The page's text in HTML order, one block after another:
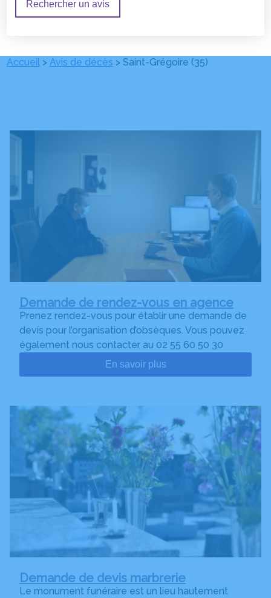
Rechercher un avis
Accueil >Avis de décès >Saint-Grégoire (35)
Demande de rendez-vous en agence
Prenez rendez-vous pour établir une demande de
devis pour l’organisation d’obsèques. Vous pouvez
également nous contacter au 02 55 60 50 30
En savoir plus
Demande de devis marbrerie
Le monument funéraire est un lieu hautement